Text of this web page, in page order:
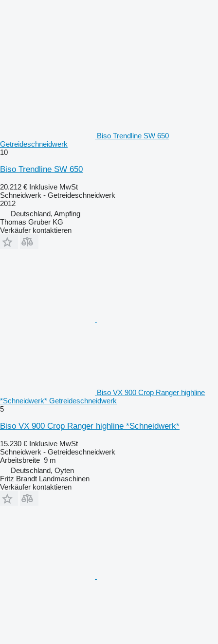
Biso Trendline SW 650
Getreideschneidwerk
10
Biso Trendline SW 650
20.212 € Inklusive MwSt
Schneidwerk - Getreideschneidwerk
2012
Deutschland, Ampfing
Thomas Gruber KG
Verkäufer kontaktieren
Biso VX 900 Crop Ranger highline
*Schneidwerk* Getreideschneidwerk
5
Biso VX 900 Crop Ranger highline *Schneidwerk*
15.230 € Inklusive MwSt
Schneidwerk - Getreideschneidwerk
Arbeitsbreite 9 m
Deutschland, Oyten
Fritz Brandt Landmaschinen
Verkäufer kontaktieren